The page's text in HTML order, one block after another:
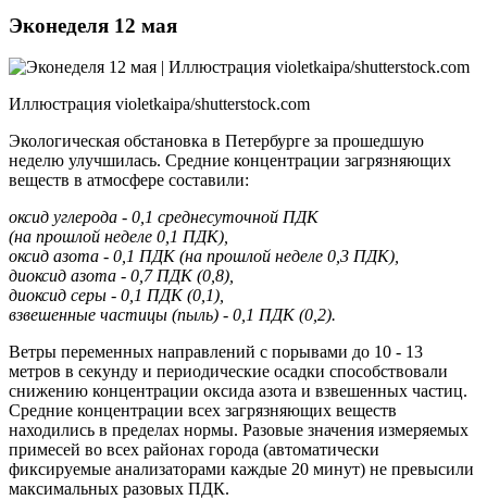
Эконеделя 12 мая
Иллюстрация violetkaipa/shutterstock.com
Экологическая обстановка в Петербурге за прошедшую
неделю улучшилась. Средние концентрации загрязняющих
веществ в атмосфере составили:
оксид углерода - 0,1 среднесуточной ПДК
(на прошлой неделе 0,1 ПДК),
оксид азота - 0,1 ПДК (на прошлой неделе 0,3 ПДК),
диоксид азота - 0,7 ПДК (0,8),
диоксид серы - 0,1 ПДК (0,1),
взвешенные частицы (пыль) - 0,1 ПДК (0,2).
Ветры переменных направлений с порывами до 10 - 13
метров в секунду и периодические осадки способствовали
снижению концентрации оксида азота и взвешенных частиц.
Средние концентрации всех загрязняющих веществ
находились в пределах нормы. Разовые значения измеряемых
примесей во всех районах города (автоматически
фиксируемые анализаторами каждые 20 минут) не превысили
максимальных разовых ПДК.